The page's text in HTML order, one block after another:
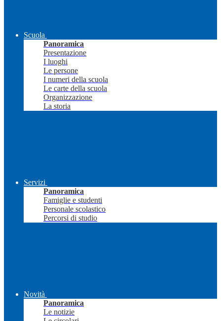
Scuola
Panoramica
Presentazione
I luoghi
Le persone
I numeri della scuola
Le carte della scuola
Organizzazione
La storia
Servizi
Panoramica
Famiglie e studenti
Personale scolastico
Percorsi di studio
Novità
Panoramica
Le notizie